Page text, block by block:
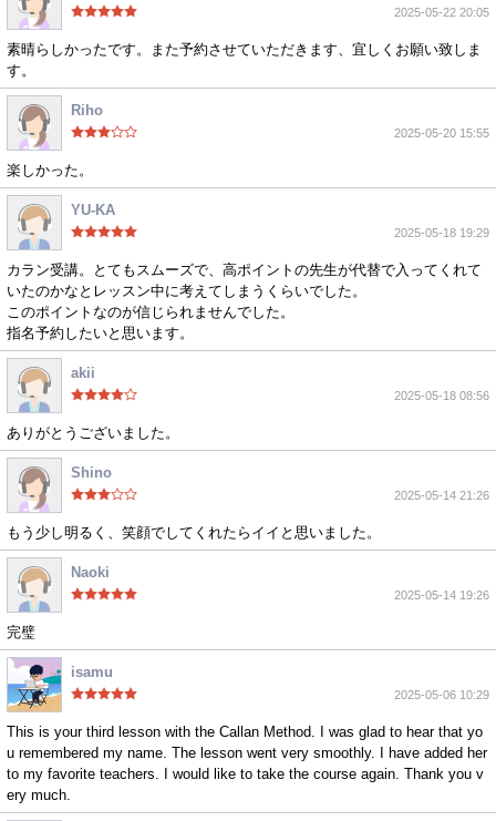
2025-05-22 20:05
素晴らしかったです。また予約させていただきます、宜しくお願い致しま
す。
Riho
2025-05-20 15:55
楽しかった。
YU-KA
2025-05-18 19:29
カラン受講。とてもスムーズで、高ポイントの先生が代替で入ってくれて
いたのかなとレッスン中に考えてしまうくらいでした。
このポイントなのが信じられませんでした。
指名予約したいと思います。
akii
2025-05-18 08:56
ありがとうございました。
Shino
2025-05-14 21:26
もう少し明るく、笑顔でしてくれたらイイと思いました。
Naoki
2025-05-14 19:26
完璧
isamu
2025-05-06 10:29
This is your third lesson with the Callan Method. I was glad to hear that yo
u remembered my name. The lesson went very smoothly. I have added her
to my favorite teachers. I would like to take the course again. Thank you v
ery much.